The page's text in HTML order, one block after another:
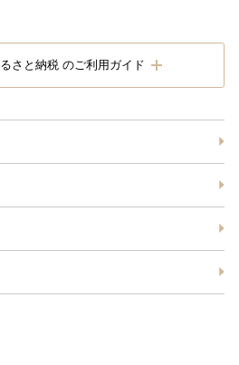
さと納税 のご利用ガイド